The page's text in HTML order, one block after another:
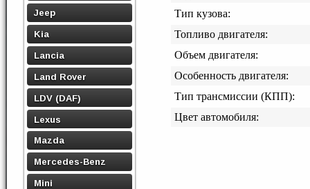
Jeep
Kia
Lancia
Land Rover
LDV (DAF)
Lexus
Mazda
Mercedes-Benz
Mini
Тип кузова:
Топливо двигателя:
Объем двигателя:
Особенность двигателя:
Тип трансмиссии (КПП):
Цвет автомобиля: